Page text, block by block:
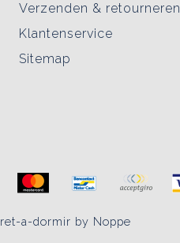
Verzenden & retourneren
Klantenservice
Sitemap
a-dormir by Noppe